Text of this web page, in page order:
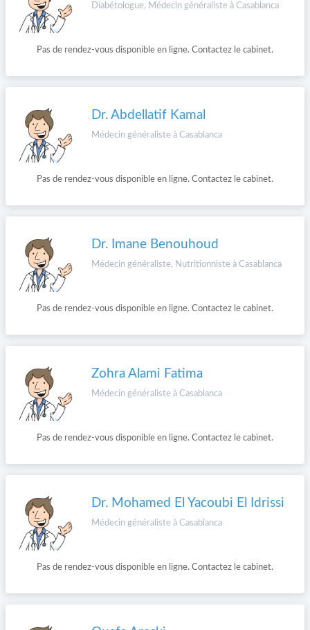
Diabétologue, Médecin généraliste à Casablanca
Pas de rendez-vous disponible en ligne. Contactez le cabinet.
Dr. Abdellatif Kamal
Médecin généraliste à Casablanca
Pas de rendez-vous disponible en ligne. Contactez le cabinet.
Dr. Imane Benouhoud
Médecin généraliste, Nutritionniste à Casablanca
Pas de rendez-vous disponible en ligne. Contactez le cabinet.
Zohra Alami Fatima
Médecin généraliste à Casablanca
Pas de rendez-vous disponible en ligne. Contactez le cabinet.
Dr. Mohamed El Yacoubi El Idrissi
Médecin généraliste à Casablanca
Pas de rendez-vous disponible en ligne. Contactez le cabinet.